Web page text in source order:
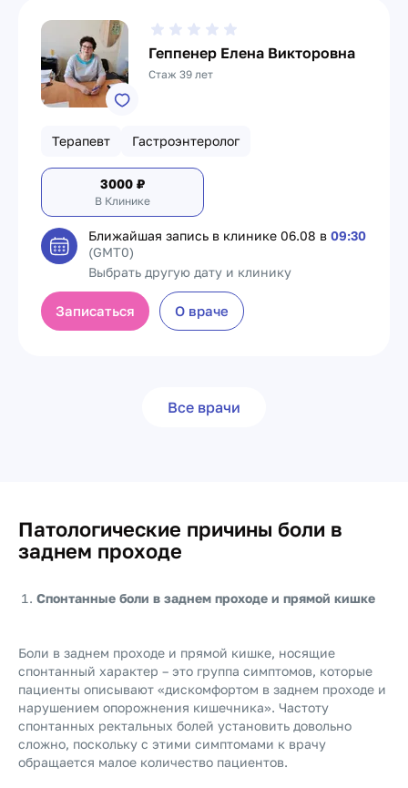
Геппенер Елена Викторовна
Стаж 39 лет
Терапевт Гастроэнтеролог
3000 ₽
В Клинике
Ближайшая запись в клинике 06.08 в 09:30
(GMT0)
Выбрать другую дату и клинику
Записаться О враче
Все врачи
Патологические причины боли в
заднем проходе
Спонтанные боли в заднем проходе и прямой кишке
Боли в заднем проходе и прямой кишке, носящие
спонтанный характер – это группа симптомов, которые
пациенты описывают «дискомфортом в заднем проходе и
нарушением опорожнения кишечника». Частоту
спонтанных ректальных болей установить довольно
сложно, поскольку с этими симптомами к врачу
обращается малое количество пациентов.